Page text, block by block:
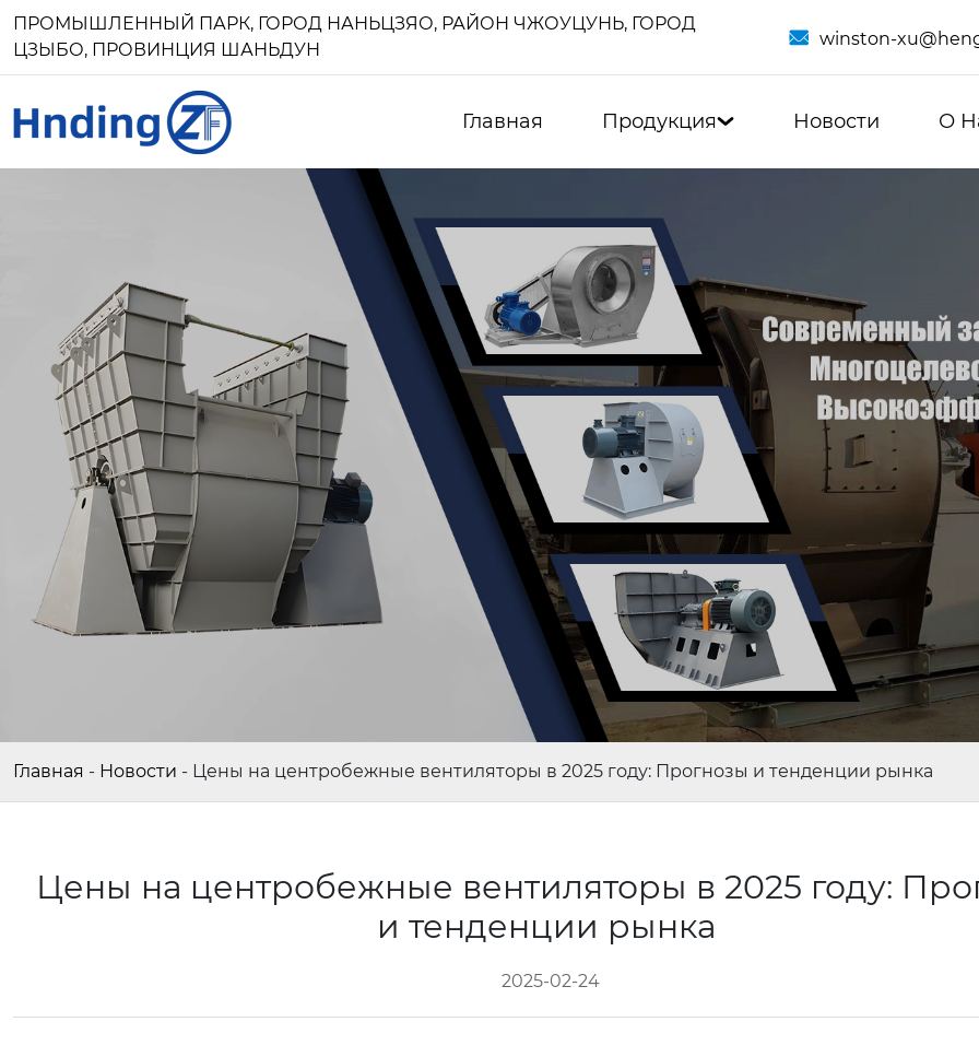
ПРОМЫШЛЕННЫЙ ПАРК, ГОРОД НАНЬЦЗЯО, РАЙОН ЧЖОУЦУНЬ, ГОРОД
ЦЗЫБО, ПРОВИНЦИЯ ШАНЬДУН
 winston-
Главная Продукция Новости О
Главная - Новости - Цены на центробежные вентиляторы в 2025 году: Прогнозы и тенденции рынка
Цены на центробежные вентиляторы в 2025 году:
и тенденции рынка
2025-02-24